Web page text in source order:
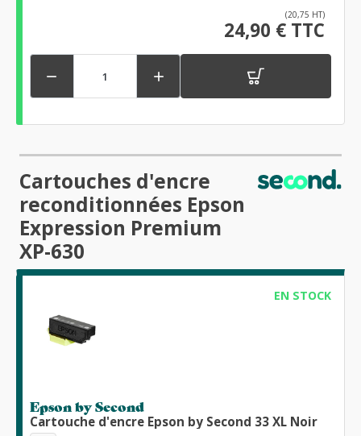
(20,75 HT)
24,90 € TTC
 
Cartouches d'encre
reconditionnées Epson
Expression Premium
XP-630
EN STOCK
Epson by Second
Cartouche d'encre Epson by Second 33 XL Noir